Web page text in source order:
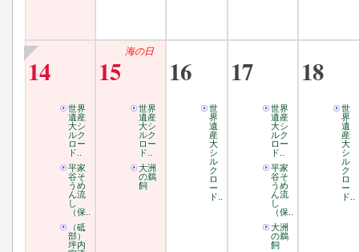
14
世界
遺産
大シ
ルク
ロー
ド..
平家
谷そ
うめ
ん流
し
（保..
（砥
部）
坪内
15
海の日
世界
遺産
大シ
ルク
ロー
ド..
大洲
の鵜
飼
16
世
界
遺
産
大
シ
ル
ク
ロ
ー
ド..
17
世界
遺産
大シ
ルク
ロー
ド..
平家
谷そ
うめ
ん流
し
（保..
大洲
の鵜
飼
18
世
界
遺
産
大
シ
ル
ク
ロ
ー
ド..